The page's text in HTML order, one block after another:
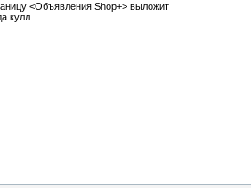
<Объявления Shop+> выложит
кулл